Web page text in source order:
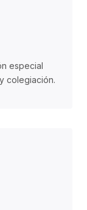
especial
colegiación.